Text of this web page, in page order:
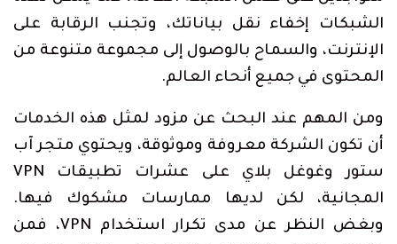
الشبكات إخفاء نقل بياناتك، وتجنب الرقابة على
الإنترنت، والسماح بالوصول إلى مجموعة متنوعة من
المحتوى في جميع أنحاء العالم.
ومن المهم عند البحث عن مزود لمثل هذه الخدمات
أن تكون الشركة معروفة وموثوقة، ويحتوي متجر آب
ستور وغوغل بلاي على عشرات تطبيقات VPN
المجانية، لكن لديها ممارسات مشكوك فيها.
وبغض النظر عن مدى تكرار استخدام VPN، فمن